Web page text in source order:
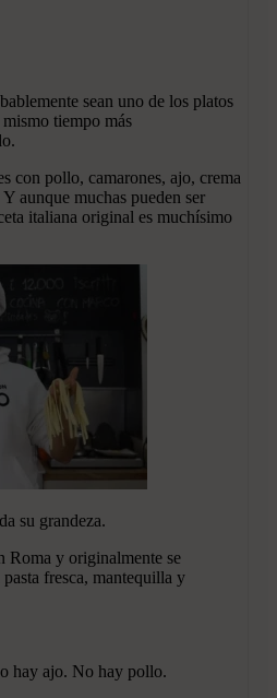
sean uno de los platos
tiempo más
con pollo, camarones, ajo, crema
aunque muchas pueden ser
italiana original es muchísimo
su grandeza.
Roma y originalmente se
fresca, mantequilla y
hay ajo. No hay pollo.